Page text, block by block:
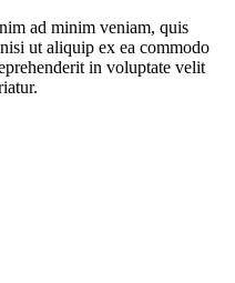
ad minim veniam, quis
ut aliquip ex ea commodo
in voluptate velit